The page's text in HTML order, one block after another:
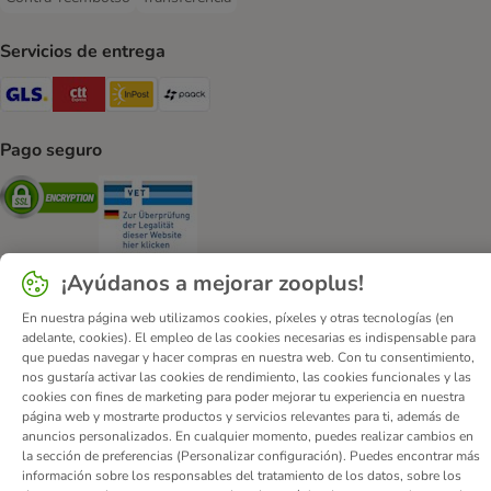
Contra-reembolso Payment MethodTransferencia Payment Method
Servicios de entrega
GLS Shipping Method
CTTExpress Shipping Method
InPost Shipping Method
Pago seguro
Security
Quiénes somos Empleo Corporate Website
Aviso Legal
Condiciones comerciales generales
DSA
Formulario de desistimiento
Contacto
Gastos de envío y plazo de entrega
Formas de pago
Programa de afiliación
Protección de datos
Declaración de accesibilidad
¡Ayúdanos a mejorar zooplus!
En nuestra página web utilizamos cookies, píxeles y otras tecnologías (en
adelante, cookies). El empleo de las cookies necesarias es indispensable para
que puedas navegar y hacer compras en nuestra web. Con tu consentimiento,
nos gustaría activar las cookies de rendimiento, las cookies funcionales y las
cookies con fines de marketing para poder mejorar tu experiencia en nuestra
página web y mostrarte productos y servicios relevantes para ti, además de
anuncios personalizados. En cualquier momento, puedes realizar cambios en
la sección de preferencias (Personalizar configuración). Puedes encontrar más
información sobre los responsables del tratamiento de los datos, sobre los